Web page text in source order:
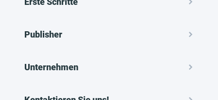
Publisher
Unternehmen